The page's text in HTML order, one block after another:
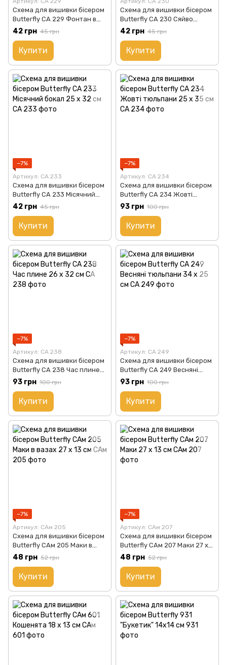
Схема для вишивки бісером
Butterfly СА 229 Фонтан в
саду 35 х 27 см
42 грн 45 грн
Купити
Схема для вишивки бісером
Butterfly СА 230 Сяйво
орхідей 26 х 34 см
42 грн 45 грн
Купити
−7%
Артикул: СА 233
Схема для вишивки бісером
Butterfly СА 233 Місячний
бокал 25 х 32 см
42 грн 45 грн
Купити
−7%
Артикул: СА 234
Схема для вишивки бісером
Butterfly СА 234 Жовті
тюльпани 25 х 35 см
93 грн 100 грн
Купити
−7%
Артикул: СА 238
Схема для вишивки бісером
Butterfly СА 238 Час плине
26 х 32 см
93 грн 100 грн
Купити
−7%
Артикул: СА 249
Схема для вишивки бісером
Butterfly СА 249 Весняні
тюльпани 34 х 25 см
93 грн 100 грн
Купити
−7%
Артикул: САм 205
Схема для вишивки бісером
Butterfly САм 205 Маки в
вазах 27 х 13 см
48 грн 52 грн
Купити
−7%
Артикул: САм 207
Схема для вишивки бісером
Butterfly САм 207 Маки 27 х
13 см
48 грн 52 грн
Купити